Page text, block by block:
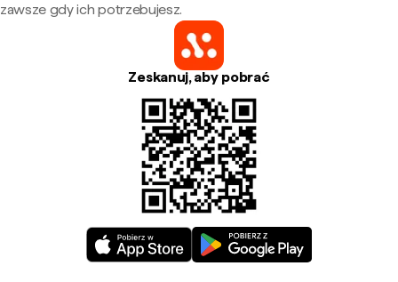
zawsze gdy ich potrzebujesz.
Zeskanuj, aby pobrać